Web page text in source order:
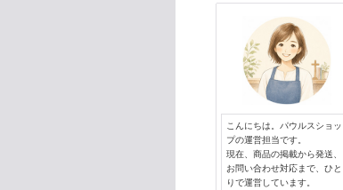
こんにちは。パウルスショッ
プの運営担当です。
現在、商品の掲載から発送、
お問い合わせ対応まで、ひと
りで運営しています。